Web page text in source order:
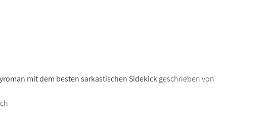
mit dem besten sarkastischen Sidekickgeschrieben von